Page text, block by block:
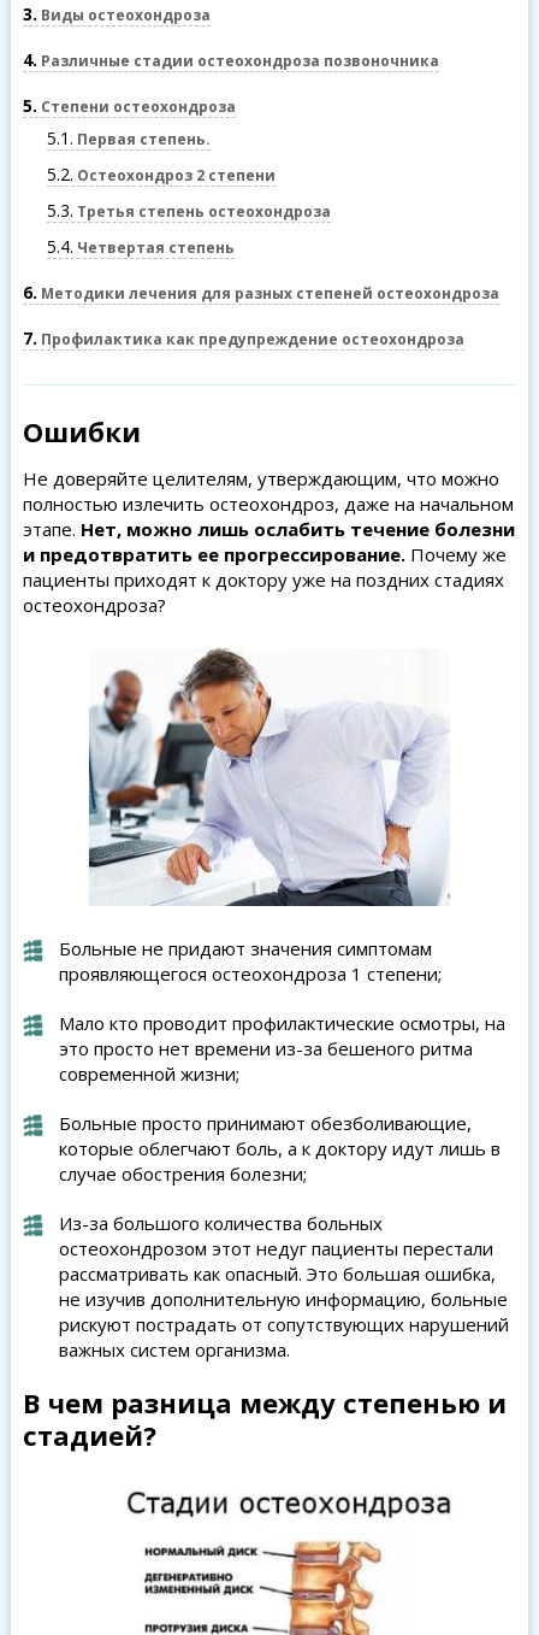
3 Виды остеохондроза
4 Различные стадии остеохондроза позвоночника
5 Степени остеохондроза
5.1 Первая степень.
5.2 Остеохондроз 2 степени
5.3 Третья степень остеохондроза
5.4 Четвертая степень
6 Методики лечения для разных степеней остеохондроза
7 Профилактика как предупреждение остеохондроза
Ошибки
Не доверяйте целителям, утверждающим, что можно
полностью излечить остеохондроз, даже на начальном
этапе. Нет, можно лишь ослабить течение болезни
и предотвратить ее прогрессирование.Почему же
пациенты приходят к доктору уже на поздних стадиях
остеохондроза?
Больные не придают значения симптомам
проявляющегося остеохондроза 1 степени;
Мало кто проводит профилактические осмотры, на
это просто нет времени из-за бешеного ритма
современной жизни;
Больные просто принимают обезболивающие,
которые облегчают боль, а к доктору идут лишь в
случае обострения болезни;
Из-за большого количества больных
остеохондрозом этот недуг пациенты перестали
рассматривать как опасный. Это большая ошибка,
не изучив дополнительную информацию, больные
рискуют пострадать от сопутствующих нарушений
важных систем организма.
В чем разница между степенью и
стадией?